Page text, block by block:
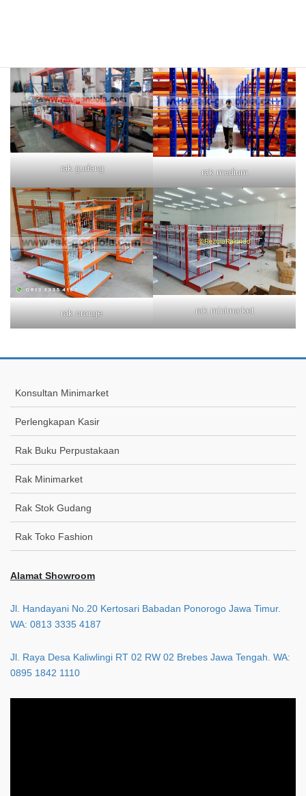
rak gudang rak medium
rak orange rak minimarket
Konsultan Minimarket
Perlengkapan Kasir
Rak Buku Perpustakaan
Rak Minimarket
Rak Stok Gudang
Rak Toko Fashion
Alamat Showroom
Jl. Handayani No.20 Kertosari Babadan Ponorogo Jawa Timur.
WA: 0813 3335 4187
Jl. Raya Desa Kaliwlingi RT 02 RW 02 Brebes Jawa Tengah. WA:
0895 1842 1110